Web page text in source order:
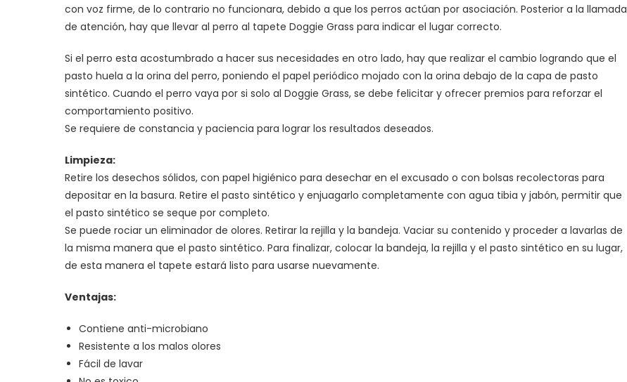
con voz firme, de lo contrario no funcionara, debido a que los perros actúan por asociación. Posterior a la llamada
de atención, hay que llevar al perro al tapete Doggie Grass para indicar el lugar correcto.
Si el perro esta acostumbrado a hacer sus necesidades en otro lado, hay que realizar el cambio logrando que el
pasto huela a la orina del perro, poniendo el papel periódico mojado con la orina debajo de la capa de pasto
sintético. Cuando el perro vaya por si solo al Doggie Grass, se debe felicitar y ofrecer premios para reforzar el
comportamiento positivo.
Se requiere de constancia y paciencia para lograr los resultados deseados.
Limpieza:
Retire los desechos sólidos, con papel higiénico para desechar en el excusado o con bolsas recolectoras para
depositar en la basura. Retire el pasto sintético y enjuagarlo completamente con agua tibia y jabón, permitir que
el pasto sintético se seque por completo.
Se puede rociar un eliminador de olores. Retirar la rejilla y la bandeja. Vaciar su contenido y proceder a lavarlas de
la misma manera que el pasto sintético. Para finalizar, colocar la bandeja, la rejilla y el pasto sintético en su lugar,
de esta manera el tapete estará listo para usarse nuevamente.
Ventajas:
Contiene anti-microbiano
Resistente a los malos olores
Fácil de lavar